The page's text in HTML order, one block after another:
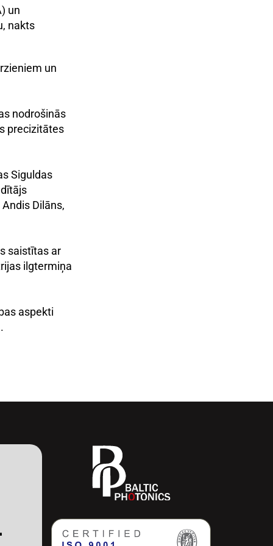
un
nakts
un
nodrošinās
precizitātes
Siguldas
Dilāns,
saistītas ar
ilgtermiņa
aspekti